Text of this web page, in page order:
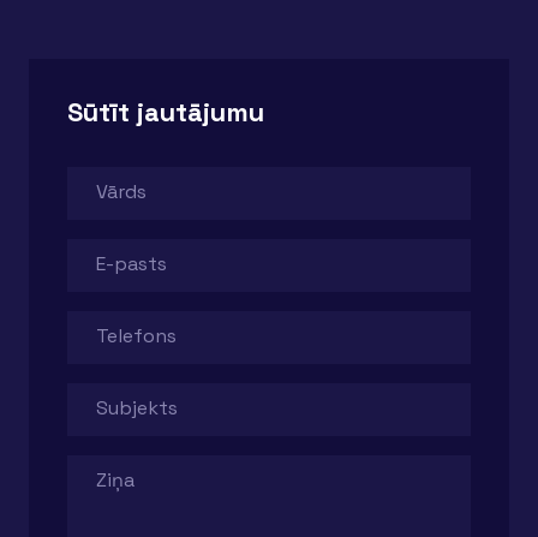
Sūtīt jautājumu
Vārds
E-pasts
Telefons
Subjekts
Ziņa